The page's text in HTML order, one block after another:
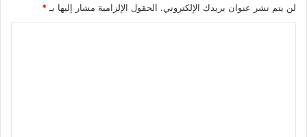
لن يتم نشر عنوان بريدك الإلكتروني. الحقول الإلزامية مشار إليها بـ *